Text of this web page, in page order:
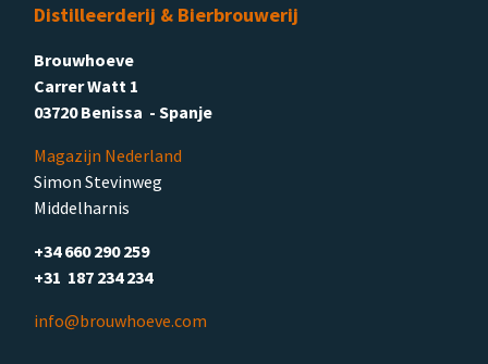
Distilleerderij & Bierbrouwerij
Brouwhoeve
Carrer Watt 1
03720 Benissa - Spanje
Magazijn Nederland
Simon Stevinweg
Middelharnis
+34 660 290 259
+31 187 234 234
info@brouwhoeve.com